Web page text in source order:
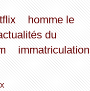
homme le
du
immatriculation